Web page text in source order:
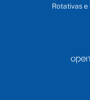
Rotativas e